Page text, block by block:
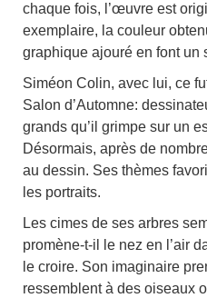
chaque fois, l’œuvre est
exemplaire, la couleur
graphique ajouré en font un
Siméon Colin, avec lui, ce
Salon d’Automne:
grands qu’il grimpe sur un
Désormais, après de
au dessin. Ses thèmes
les portraits.
Les cimes de ses arbres
promène-t-il le nez en l’air
le croire. Son imaginaire
ressemblent à des oiseaux